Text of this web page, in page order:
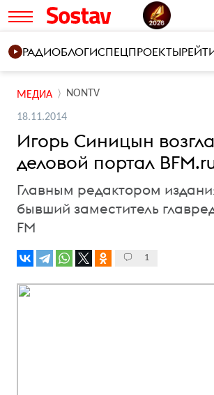
РАДИОБЛОГИСПЕЦПРОЕКТЫ
МЕДИА NONTV
18.11.2014
Игорь Синицын
деловой портал
Главным редактором
бывший заместитель
FM
1